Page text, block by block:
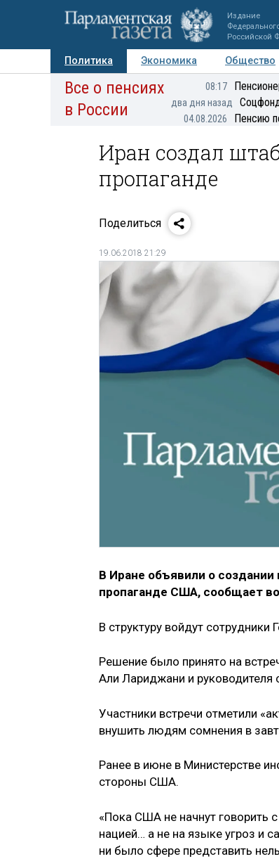
Издание
Российской
Политика Экономика Общество
Авторы Персоны Мнения
Все о пенсиях
в России
08:17
два дня назад
04.08.2026 Пенсию
Иран создал
пропаганде
Поделиться
19.06.2018 21:29
В Иране объявили о создании
пропаганде США, сообщает
В структуру войдут
Решение было принято на
Али Лариджани и
Участники встречи отметили
внушить людям сомнения в
Ранее в июне в Министерстве
стороны США.
«Пока США не начнут говорить
нацией​​​… а не на языке угроз и
ни было сфере представить